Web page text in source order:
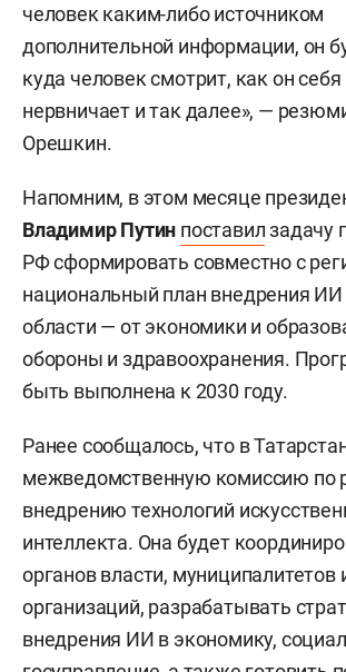
человек каким-либо источником
дополнительной информации, он
куда человек смотрит, как он
нервничает и так далее», —
Орешкин.
Напомним, в этом месяце
Владимир Путин поставилзадачу
РФ сформировать совместно с
национальный план внедрения ИИ
области — от экономики и
обороны и здравоохранения.
быть выполнена к 2030 году.
Ранее сообщалось, что в
межведомственную комиссию по
внедрению технологий
интеллекта. Она будет
органов власти, муниципалитетов
организаций, разрабатывать
внедрения ИИ в экономику,